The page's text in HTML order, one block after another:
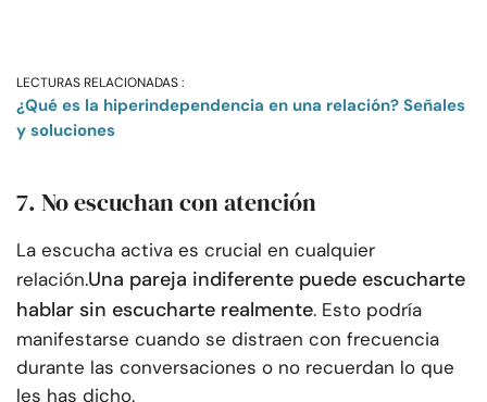
LECTURAS RELACIONADAS :
¿Qué es la hiperindependencia en una relación? Señales
y soluciones
7. No escuchan con atención
La escucha activa es crucial en cualquier
relación.Una pareja indiferente puede escucharte
hablar sin escucharte realmente. Esto podría
manifestarse cuando se distraen con frecuencia
durante las conversaciones o no recuerdan lo que
les has dicho.